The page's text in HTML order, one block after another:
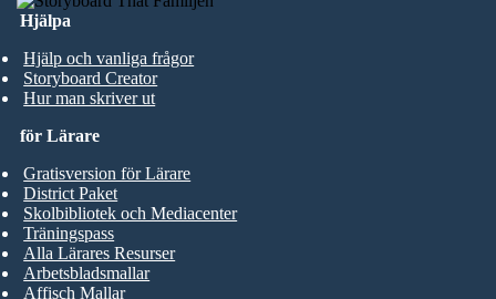
Hjälpa
Hjälp och vanliga frågor
Storyboard Creator
Hur man skriver ut
för Lärare
Gratisversion för Lärare
District Paket
Skolbibliotek och Mediacenter
Träningspass
Alla Lärares Resurser
Arbetsbladsmallar
Affisch Mallar